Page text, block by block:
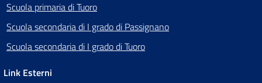
Scuola primaria di Tuoro
Scuola secondaria di I grado di Passignano
Scuola secondaria di I grado di Tuoro
Link Esterni